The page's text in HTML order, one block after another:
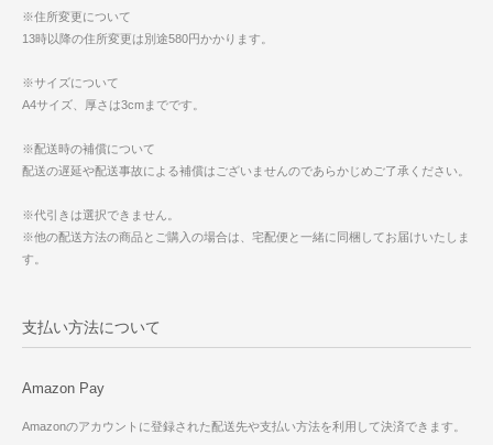
※住所変更について
13時以降の住所変更は別途580円かかります。
※サイズについて
A4サイズ、厚さは3cmまでです。
※配送時の補償について
配送の遅延や配送事故による補償はございませんのであらかじめご了承ください。
※代引きは選択できません。
※他の配送方法の商品とご購入の場合は、宅配便と一緒に同梱してお届けいたしま
す。
支払い方法について
Amazon Pay
Amazonのアカウントに登録された配送先や支払い方法を利用して決済できます。